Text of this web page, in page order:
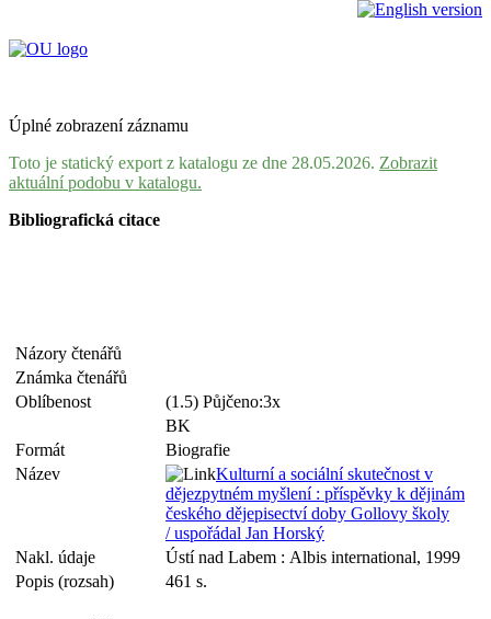
Úplné zobrazení záznamu
Toto je statický export z katalogu ze dne 28.05.2026. Zobrazit
aktuální podobu v katalogu.
Bibliografická citace
Názory čtenářů
Známka čtenářů
Oblíbenost
(1.5) Půjčeno:3x
BK
Formát
Biografie
Název
Kulturní a sociální skutečnost v
dějezpytném myšlení : příspěvky k dějinám
českého dějepisectví doby Gollovy školy
/ uspořádal Jan Horský
Nakl. údaje
Ústí nad Labem : Albis international, 1999
Popis (rozsah)
461 s.